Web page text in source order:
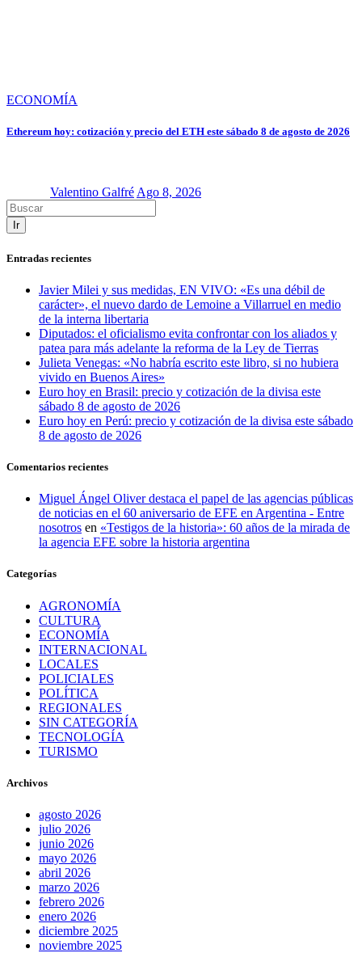
ECONOMÍA
Ethereum hoy: cotización y precio del ETH este sábado 8 de agosto de 2026
Valentino GalfréAgo 8, 2026
Ir
Entradas recientes
Javier Milei y sus medidas, EN VIVO: «Es una débil de
carácter», el nuevo dardo de Lemoine a Villarruel en medio
de la interna libertaria
Diputados: el oficialismo evita confrontar con los aliados y
patea para más adelante la reforma de la Ley de Tierras
Julieta Venegas: «No habría escrito este libro, si no hubiera
vivido en Buenos Aires»
Euro hoy en Brasil: precio y cotización de la divisa este
sábado 8 de agosto de 2026
Euro hoy en Perú: precio y cotización de la divisa este sábado
8 de agosto de 2026
Comentarios recientes
Miguel Ángel Oliver destaca el papel de las agencias públicas
de noticias en el 60 aniversario de EFE en Argentina - Entre
nosotros en «Testigos de la historia»: 60 años de la mirada de
la agencia EFE sobre la historia argentina
Categorías
AGRONOMÍA
CULTURA
ECONOMÍA
INTERNACIONAL
LOCALES
POLICIALES
POLÍTICA
REGIONALES
SIN CATEGORÍA
TECNOLOGÍA
TURISMO
Archivos
agosto 2026
julio 2026
junio 2026
mayo 2026
abril 2026
marzo 2026
febrero 2026
enero 2026
diciembre 2025
noviembre 2025